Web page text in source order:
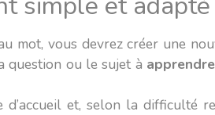
mot, vous devrez créer une
question ou le sujet à apprendre
et, selon la difficulté